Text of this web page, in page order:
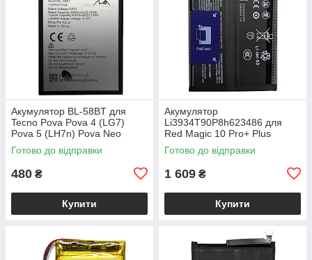
Акумулятор BL-58BT для
Tecno Pova Pova 4 (LG7)
Pova 5 (LH7n) Pova Neo
Готово до відправки
480 ₴
Купити
Акумулятор
Li3934T90P8h623486 для
Red Magic 10 Pro+ Plus
Готово до відправки
1 609 ₴
Купити